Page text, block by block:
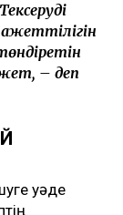
– деп
уәде